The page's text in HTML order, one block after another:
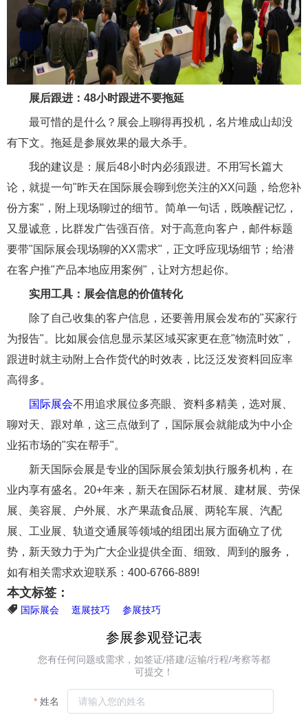
展后跟进：48小时跟进不要拖延
最可惜的是什么？展会上聊得再投机，名片堆成山却没
有下文。拖延是参展效果的最大杀手。
我的建议是：展后48小时内必须跟进。不用写长篇大
论，就提一句"昨天在国际展会聊到您关注的XX问题，给您补
份方案"，附上现场聊过的细节。简单一句话，既唤醒记忆，
又显诚意，比群发广告强百倍。 对于高意向客户，邮件标题
要带"国际展会现场聊的XX需求"，正文呼应现场细节；给潜
在客户推"产品本地应用案例"，让对方想起你。
实用工具：展会信息的价值转化
除了自己收集的客户信息，还要善用展会发布的"买家行
为报告"。比如展会信息显示某区域买家更在意"物流时效"，
跟进时就主动附上合作货代的时效表，比泛泛发资料回应率
高得多。
国际展会不用追求展位多亮眼、资料多精美，选对展、
聊对天、跟对单，这三点做到了，国际展会就能成为中小企
业拓市场的"实在帮手"。
新天国际会展是专业的国际展会策划执行服务机构，在
业内享有盛名。20+年来，新天在国际石材展、建材展、劳保
展、美容展、户外展、水产果蔬食品展、两轮车展、汽配
展、工业展、轨道交通展等领域的组团出展方面确立了优
势，新天致力于为广大企业提供全面、细致、周到的服务，
如有相关需求欢迎联系：400-6766-889!
本文标签：
国际展会 逛展技巧 参展技巧